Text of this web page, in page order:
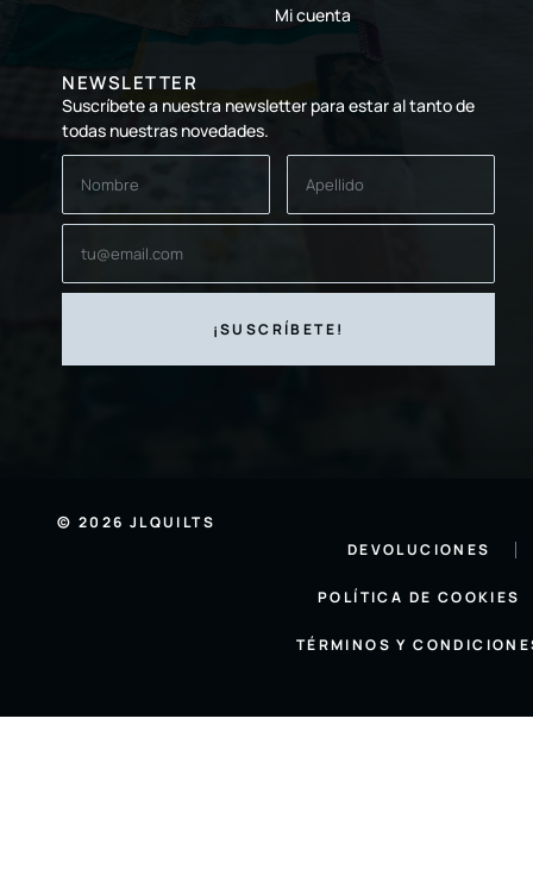
Mi cuenta
NEWSLETTER
Suscríbete a nuestra newsletter para estar al tanto de
todas nuestras novedades.
© 2026 JLQUILTS
DEVOLUCIONES
POLÍTICA DE COOKIES
TÉRMINOS Y